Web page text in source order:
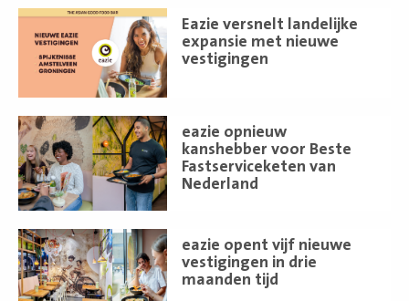
Eazie versnelt landelijke
expansie met nieuwe
vestigingen
Lees
meer
eazie opnieuw
kanshebber voor Beste
Fastserviceketen van
Nederland
Lees
meer
eazie opent vijf nieuwe
vestigingen in drie
maanden tijd
Lees
meer